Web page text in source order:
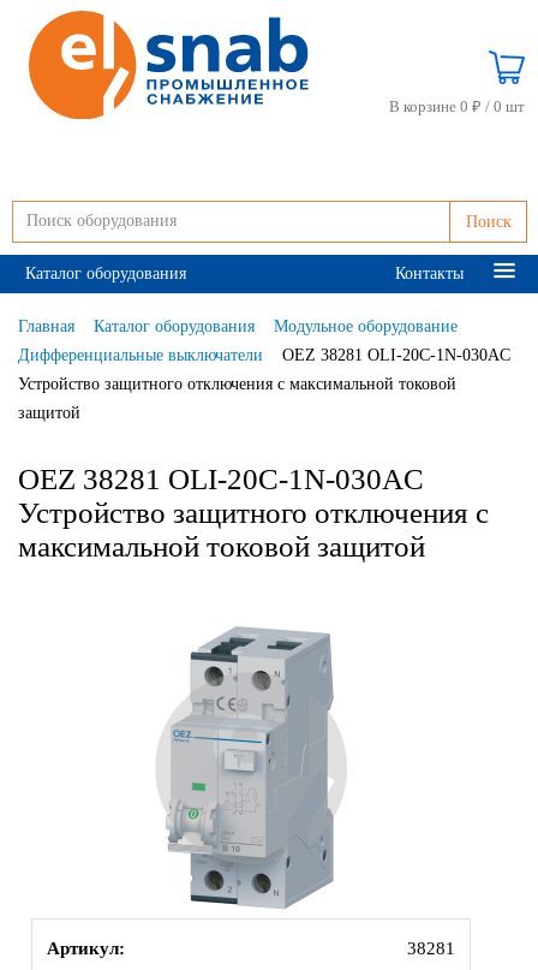
Поиск
В корзине 0 ₽ / 0 шт
Каталог оборудования Контакты
Главная Каталог оборудования
Модульное оборудование
Дифференциальные выключатели
OEZ 38281 OLI-20C-1N-030AC
Устройство защитного отключения с максимальной токовой
защитой
OEZ 38281 OLI-20C-1N-030AC
Устройство защитного отключения с
максимальной токовой защитой
Артикул: 38281